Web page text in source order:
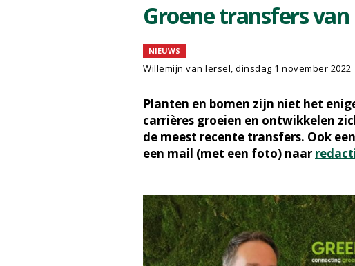
Groene transfers
NIEUWS
Willemijn van Iersel, dinsdag 1 november 2022
Planten en bomen zijn niet het
carrières groeien en ontwikkelen
de meest recente transfers. Ook
een mail (met een foto) naar